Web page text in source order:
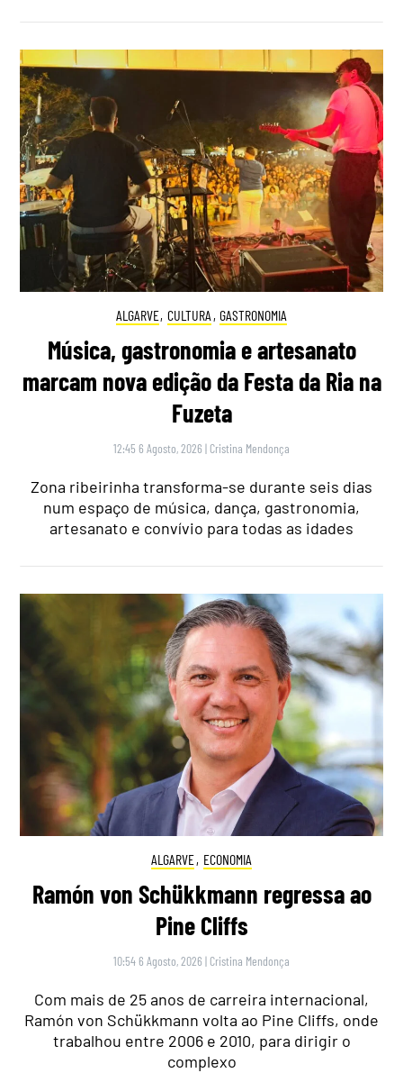
ALGARVE, CULTURA , GASTRONOMIA
Música, gastronomia e artesanato
marcam nova edição da Festa da Ria na
Fuzeta
12:45 6 Agosto, 2026 | Cristina Mendonça
Zona ribeirinha transforma-se durante seis dias
num espaço de música, dança, gastronomia,
artesanato e convívio para todas as idades
ALGARVE, ECONOMIA
Ramón von Schükkmann regressa ao
Pine Cliffs
10:54 6 Agosto, 2026 | Cristina Mendonça
Com mais de 25 anos de carreira internacional,
Ramón von Schükkmann volta ao Pine Cliffs, onde
trabalhou entre 2006 e 2010, para dirigir o
complexo